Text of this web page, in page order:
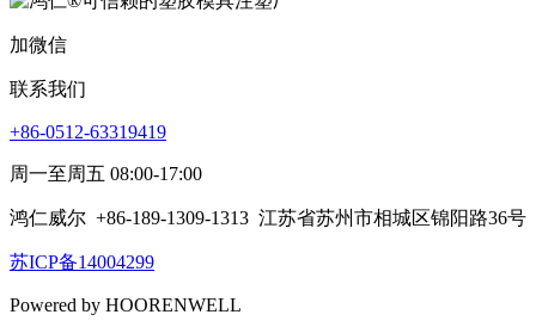
加微信
联系我们
+86-0512-63319419
周一至周五 08:00-17:00
鸿仁威尔 +86-189-1309-1313 江苏省苏州市相城区锦阳路36号
苏ICP备14004299
Powered by HOORENWELL